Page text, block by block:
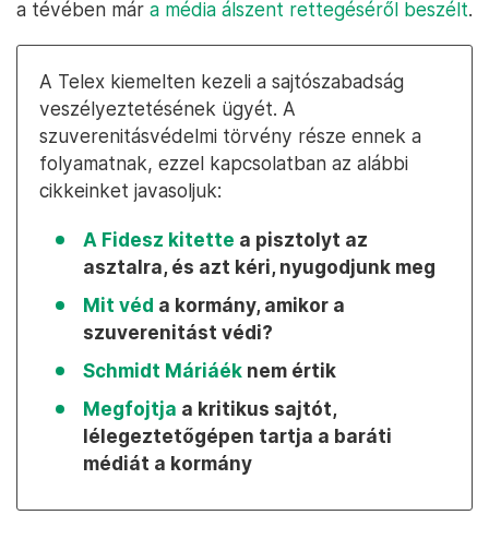
a tévében már a média álszent rettegéséről beszélt.
A Telex kiemelten kezeli a sajtószabadság
veszélyeztetésének ügyét. A
szuverenitásvédelmi törvény része ennek a
folyamatnak, ezzel kapcsolatban az alábbi
cikkeinket javasoljuk:
A Fidesz kitette a pisztolyt az
asztalra, és azt kéri, nyugodjunk meg
Mit véd a kormány, amikor a
szuverenitást védi?
Schmidt Máriáék nem értik
Megfojtja a kritikus sajtót,
lélegeztetőgépen tartja a baráti
médiát a kormány